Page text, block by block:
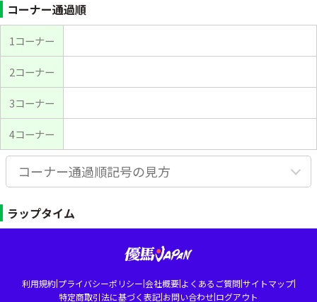
コーナー通過順
1コーナー
2コーナー
3コーナー
4コーナー
コーナー通過順記号の見方
ラップタイム
利用規約|プライバシーポリシー|会社概要|よくあるご質問|サイトマップ|
特定商取引法に基づく表記|お問い合わせ|ログアウト